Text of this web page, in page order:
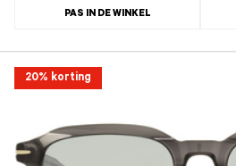
PAS IN DE WINKEL
20% korting